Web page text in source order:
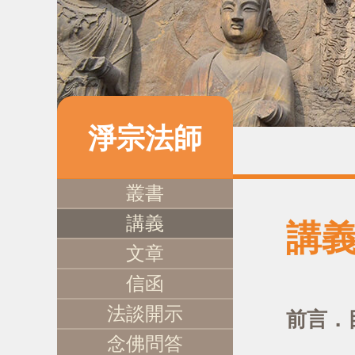
淨宗法師
叢書
講義
文章
信函
法談開示
念佛問答
講
前言．